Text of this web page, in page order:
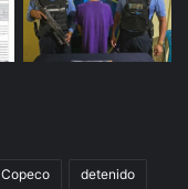
Copeco detenido